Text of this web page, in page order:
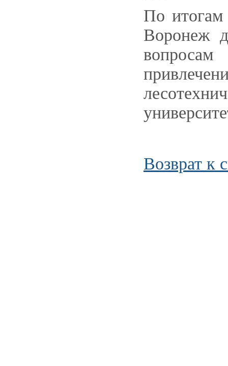
По итогам
Воронеж
вопросам
Возврат к